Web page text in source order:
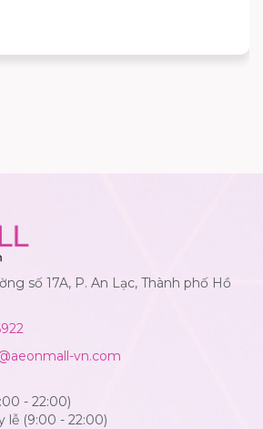
số 17A, P. An Lạc, Thành phố Hồ
vn.com
- 22:00)
lễ (9:00 - 22:00)